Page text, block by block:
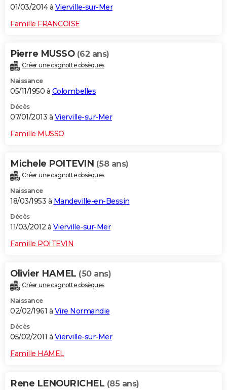
01/03/2014 à Vierville-sur-Mer
Famille FRANCOISE
Pierre MUSSO (62 ans)
Créer une cagnotte obsèques
Naissance
05/11/1950 à Colombelles
Décès
07/01/2013 à Vierville-sur-Mer
Famille MUSSO
Michele POITEVIN (58 ans)
Créer une cagnotte obsèques
Naissance
18/03/1953 à Mandeville-en-Bessin
Décès
11/03/2012 à Vierville-sur-Mer
Famille POITEVIN
Olivier HAMEL (50 ans)
Créer une cagnotte obsèques
Naissance
02/02/1961 à Vire Normandie
Décès
05/02/2011 à Vierville-sur-Mer
Famille HAMEL
Rene LENOURICHEL (85 ans)